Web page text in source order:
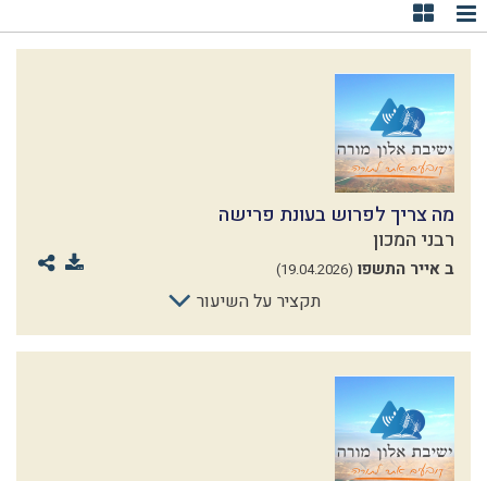
תצוגת רשימה
תצוגת קוביות
מה צריך לפרוש בעונת פרישה
רבני המכון
ב אייר התשפו (19.04.2026)
תקציר על השיעור